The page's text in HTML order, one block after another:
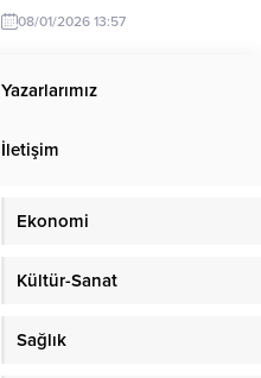
Suriye’de toplam 743 kilometre
tünelin imha edildiğini, hudutlarda
bulunan 108 kişinin yakalandığını
Toplantısı’nda 2026 yılının başından
08/01/2026 13:57
Yazarlarımız
İletişim
Ekonomi
Kültür-Sanat
Sağlık